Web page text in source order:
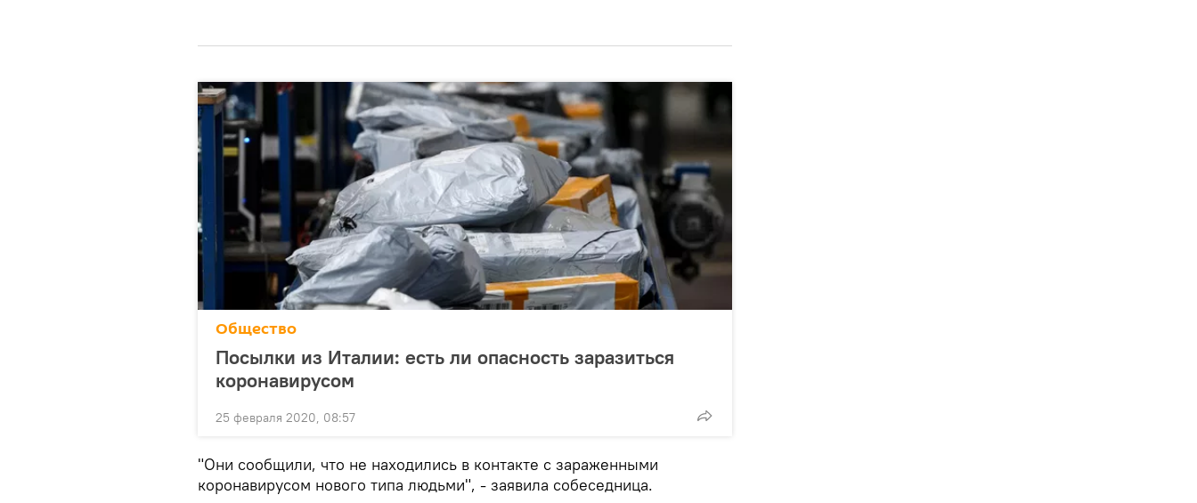
Общество
Посылки из Италии: есть ли опасность заразиться
коронавирусом
25 февраля 2020, 08:57
"Они сообщили, что не находились в контакте с зараженными
коронавирусом нового типа людьми", - заявила собеседница.